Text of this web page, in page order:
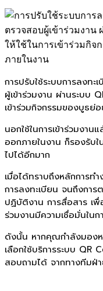
การปรับใช้ระบบการลงทะ
ผู้เข้าร่วมงาน ผ่านระบบ
เข้าร่วมกิจกรรมของบูธย่
นอกใช้ในการเข้าร่วมงา
ออกภายในงาน ก็รองรับ
ไปได้อีกมาก
เมื่อได้ทราบถึงหลักการท
การลงทะเบียน จนถึงการ
ปฏิบัติงาน การสื่อสาร เพื่
ร่วมงานมีความเชื่อมั่นใน
ดังนั้น หากคุณกำลังมอง
เลือกใช้บริการระบบ QR
สอบถามได้ จากทางทีมฝ่า